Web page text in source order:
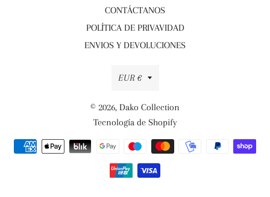
CONTÁCTANOS
POLÍTICA DE PRIVAVIDAD
ENVIOS Y DEVOLUCIONES
Moneda
EUR €
© 2026, Dako Collection
Tecnología de Shopify
Métodos
de
pago